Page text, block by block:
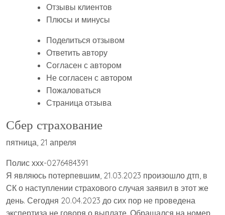
Отзывы клиентов
Плюсы и минусы
Поделиться отзывом
Ответить автору
Согласен с автором
Не согласен с автором
Пожаловаться
Страница отзыва
Сбер страхование
пятница, 21 апреля
Полис ххх-0276484391
Я являюсь потерпевшим, 21.03.2023 произошло дтп, в
СК о наступлении страхового случая заявил в этот же
день. Сегодня 20.04.2023 до сих пор не проведена
экспертиза не говоря о выплате. Обращался на номер